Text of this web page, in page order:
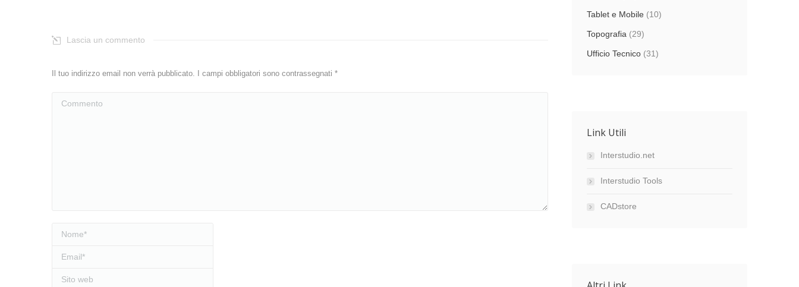
Lascia un commento
Il tuo indirizzo email non verrà pubblicato. I campi obbligatori sono contrassegnati *
Nome *
Email *
Sito web
Tablet e Mobile (10)
Topografia (29)
Ufficio Tecnico (31)
Link Utili
Interstudio.net
Interstudio Tools
CADstore